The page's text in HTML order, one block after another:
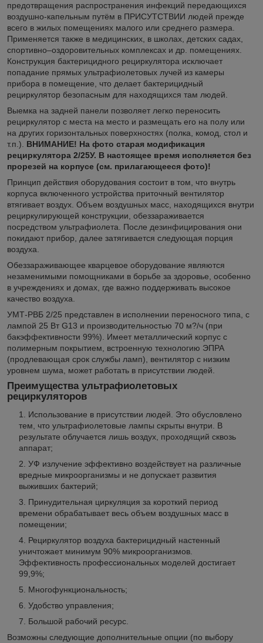
предотвращения распространения инфекций передающихся
воздушно-капельным путём в ПРИСУТСТВИИ людей прежде
всего в жилых помещениях малого или среднего размера.
Применяется также в медицинских, в школах, детских садах,
спортивно–оздоровительных комплексах и др. помещениях.
Конструкция бактерицидного рециркулятора исключает
попадание прямых ультрафиолетовых лучей из камеры
прибора в помещение, что делает бактерицидный
рециркулятор безопасным для находящихся там людей.
Выемка на задней панели позволяет легко переносить
рециркулятор с места на место и размещать его на полу или
на других горизонтальных поверхностях (полка, комод, стол и
т.п.). ВНИМАНИЕ! На фото старая модификация
рециркулятора 2/25У. В настоящее время исполняется без
прорезей на корпусе (см. прилагающееся фото)!
Принцип действия оборудования состоит в том, что внутрь
корпуса включенного устройства приточный вентилятор
втягивает воздух. Объем воздушных масс, находящихся внутри
рециркулирующей конструкции, обеззараживается
посредством ультрафиолета. После дезинфицирования они
покидают прибор, далее затягивается следующая порция
воздуха.
Обеззараживающее кварцевое оборудование являются
незаменимыми помощниками в борьбе за здоровье, особенно
в учреждениях и домах, где важно поддерживать высокое
качество воздуха.
УМТ-РВБ 2/25 представлен в исполнении переносного типа, с
лампой 25 Вт G13 и производительностью 70 м?/ч (при
бакэффективности 99%). Имеет металлический корпус с
полимерным покрытием, встроенную технологию ЭПРА
(продлевающая срок службы ламп), вентилятор с низким
уровнем шума, может работать в присутствии людей.
Преимущества ультрафиолетовых
рециркуляторов
Использование в присутствии людей. Это обусловлено
тем, что ультрафиолетовые лампы скрыты внутри. В
результате облучается лишь воздух, проходящий сквозь
аппарат;
УФ излучение эффективно воздействует на различные
вредные микроорганизмы и не допускает развития
выживших бактерий;
Принудительная циркуляция за короткий период
времени обрабатывает весь объем воздушных масс в
помещении;
Рециркулятор воздуха бактерицидный настенный
уничтожает минимум 90% микроорганизмов.
Эффективность профессиональных моделей достигает
99,9%;
Многофункциональность;
Удобство управления;
Большой рабочий ресурс.
Возможны следующие дополнительные опции (по выбору